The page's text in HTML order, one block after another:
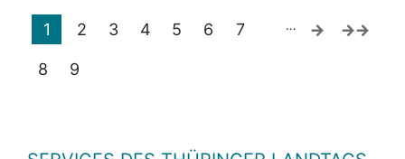
1 2 3 4 5 6 7
8 9
…